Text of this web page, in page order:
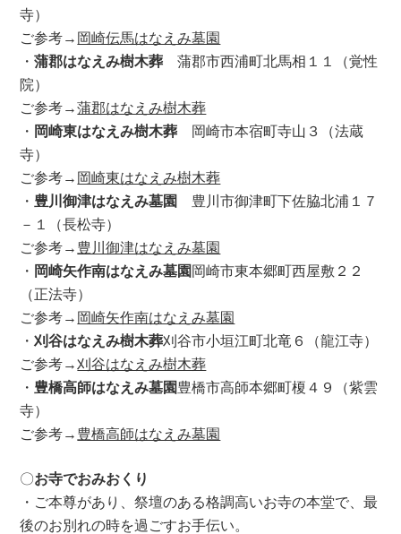
寺）
ご参考→ 岡崎伝馬はなえみ墓園
・蒲郡はなえみ樹木葬 蒲郡市西浦町北馬相１１（覚性
院）
ご参考→蒲郡はなえみ樹木葬
・ 岡崎東はなえみ樹木葬 岡崎市本宿町寺山３（法蔵
寺）
ご参考→ 岡崎東はなえみ樹木葬
・ 豊川御津はなえみ墓園 豊川市御津町下佐脇北浦１７
－１（長松寺）
ご参考→ 豊川御津はなえみ墓園
・ 岡崎矢作南はなえみ墓園岡崎市東本郷町西屋敷２２
（正法寺）
ご参考→ 岡崎矢作南はなえみ墓園
・刈谷はなえみ樹木葬刈谷市小垣江町北竜６（龍江寺）
ご参考→刈谷はなえみ樹木葬
・ 豊橋高師はなえみ墓園豊橋市高師本郷町榎４９（紫雲
寺）
ご参考→ 豊橋高師はなえみ墓園
〇お寺でおみおくり
・ご本尊があり、祭壇のある格調高いお寺の本堂で、最
後のお別れの時を過ごすお手伝い。